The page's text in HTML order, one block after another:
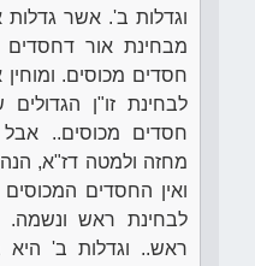
וגדלות ב'. אשר
מבחינת אור דחסדים
חסדים מכוסים.
לבחינת זו"ן
חסדים מכוסים..
מחזה ולמטה דז"א,
ואין החסדים
לבחינת ראש ונשמה.
ראש.. וגדלות ב' היא